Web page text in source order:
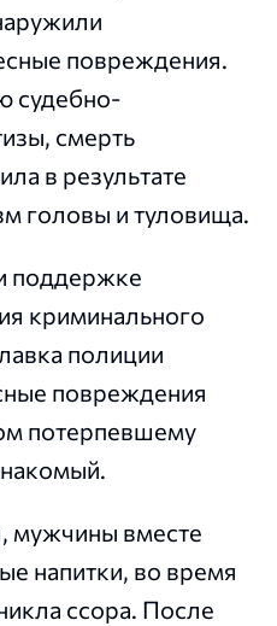
повреждения.
судебно-
смерть
в результате
головы и туловища.
поддержке
криминального
полиции
повреждения
потерпевшему
мужчины вместе
напитки, во время
ссора. После